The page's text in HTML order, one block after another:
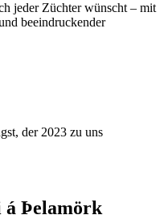
jeder Züchter wünscht – mit
beeindruckender
der 2023 zu uns
á Þelamörk